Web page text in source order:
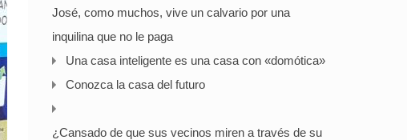
José, como muchos, vive un calvario por una
inquilina que no le paga
Una casa inteligente es una casa con «domótica»
Conozca la casa del futuro
¿Cansado de que sus vecinos miren a través de su